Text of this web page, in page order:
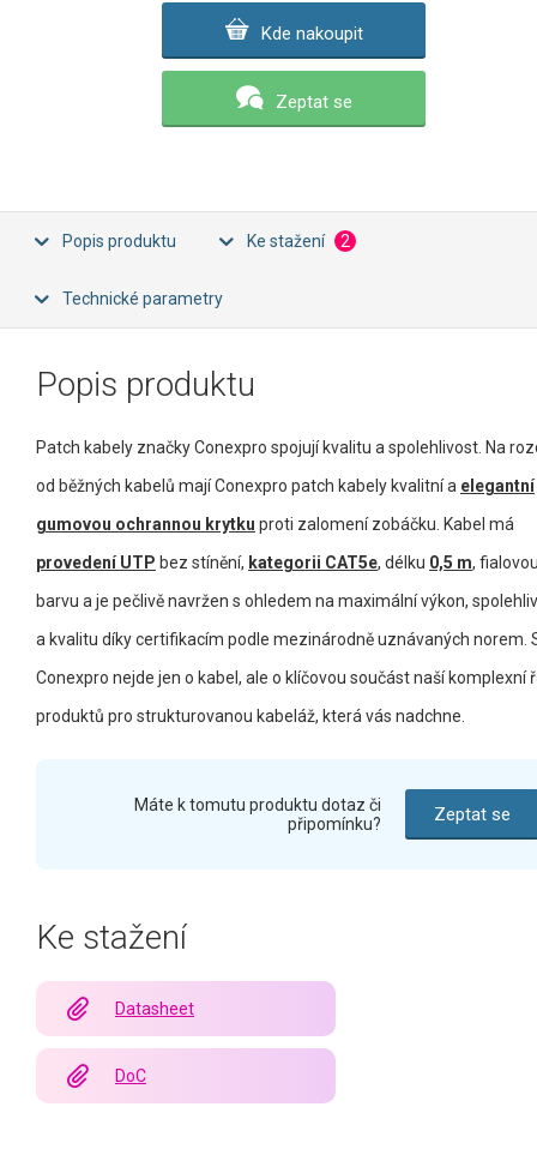
Kde nakoupit
Zeptat se
Popis produktu Ke stažení 2
Technické parametry
Popis produktu
Patch kabely značky Conexpro spojují kvalitu a spolehlivost. Na
od běžných kabelů mají Conexpro patch kabely kvalitní a elegantní
gumovou ochrannou krytku proti zalomení zobáčku. Kabel má
provedení UTP bez stínění, kategorii CAT5e, délku 0,5 m,
barvu a je pečlivě navržen s ohledem na maximální výkon,
a kvalitu díky certifikacím podle mezinárodně uznávaných norem.
Conexpro nejde jen o kabel, ale o klíčovou součást naší komplexní
produktů pro strukturovanou kabeláž, která vás nadchne.
Máte k tomutu produktu dotaz či
připomínku?
Zeptat se
Ke stažení
Datasheet
DoC